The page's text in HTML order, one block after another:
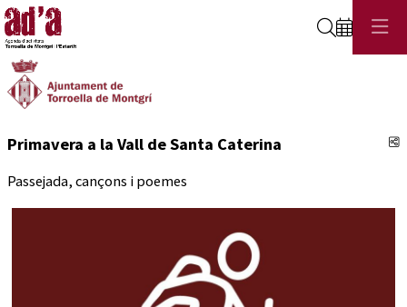
Cerca
Primavera a la Vall de Santa Caterina
Passejada, cançons i poemes